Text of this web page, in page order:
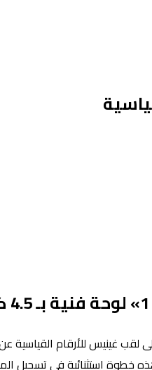
لقب غينيس للأرقام
خطوة استثنائية في تسجيل